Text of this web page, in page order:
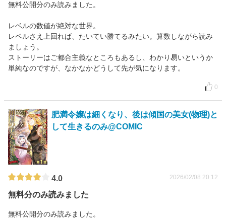
無料公開分のみ読みました。
レベルの数値が絶対な世界。
レベルさえ上回れば、たいてい勝てるみたい。算数しながら読み
ましょう。
ストーリーはご都合主義なところもあるし、わかり易いというか
単純なのですが、なかなかどうして先が気になります。
0
肥満令嬢は細くなり、後は傾国の美女(物理)と
して生きるのみ@COMIC
4.0 2026/02/08 20:12
無料分のみ読みました
無料公開分のみ読みました。